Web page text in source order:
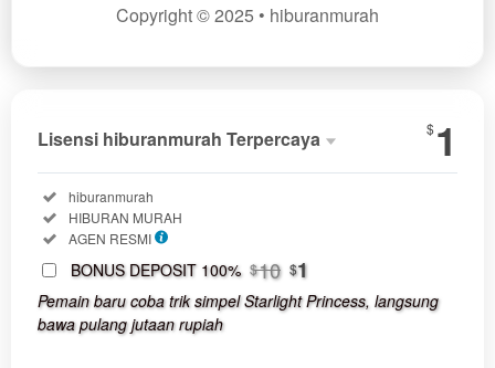
Copyright © 2025 • hiburanmurah
Show More
Lisensi hiburanmurah Terpercaya
one
$1
Included:
hiburanmurah
Included:
HIBURAN MURAH
Included:
AGEN RESMI
BONUS DEPOSIT 100% $10 $1
Pemain baru coba trik simpel Starlight Princess, langsung
bawa pulang jutaan rupiah